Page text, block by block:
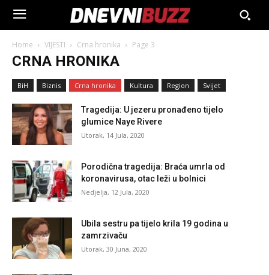
Home VIJESTI Crna hronika Page 3
CRNA HRONIKA
BiH Biznis Crna hronika Kultura Region Svijet
Tragedija: U jezeru pronađeno tijelo
glumice Naye Rivere
Utorak, 14 Jula, 2020
Porodična tragedija: Braća umrla od
koronavirusa, otac leži u bolnici
Nedjelja, 12 Jula, 2020
Ubila sestru pa tijelo krila 19 godina u
zamrzivaču
Utorak, 30 Juna, 2020